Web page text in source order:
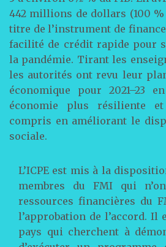
442 millions de dollars (100 %
titre de l’instrument de
facilité de crédit rapide pour
la pandémie. Tirant les
les autorités ont revu leur
économique pour 2021–23
économie plus résiliente
compris en améliorant le
sociale.
L’ICPE est mis à la
membres du FMI qui
ressources financières du
l’approbation de l’accord. Il
pays qui cherchent à